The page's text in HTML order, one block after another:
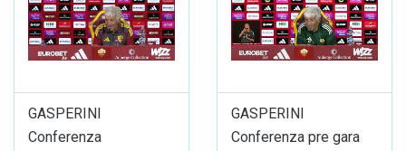
GASPERINI
Conferenza
GASPERINI
Conferenza pre gara